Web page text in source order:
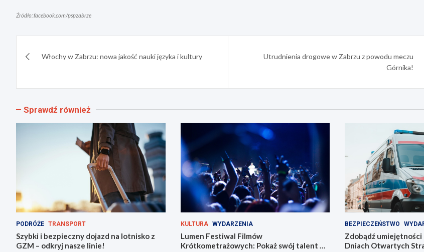
Źródło: facebook.com/pspzabrze
wpisuWłochy w Zabrzu: nowa jakość nauki języka i kultury
Utrudnienia drogowe w Zabrzu z powodu meczu
Górnika!
Sprawdź również
PODRÓŻE TRANSPORT
Szybki i bezpieczny dojazd na lotnisko z
GZM – odkryj nasze linie!
KULTURA WYDARZENIA
Lumen Festiwal Filmów
Krótkometrażowych: Pokaż swój talent w
BEZPIECZEŃSTWO
Zdobądź
Dniach Otwartych